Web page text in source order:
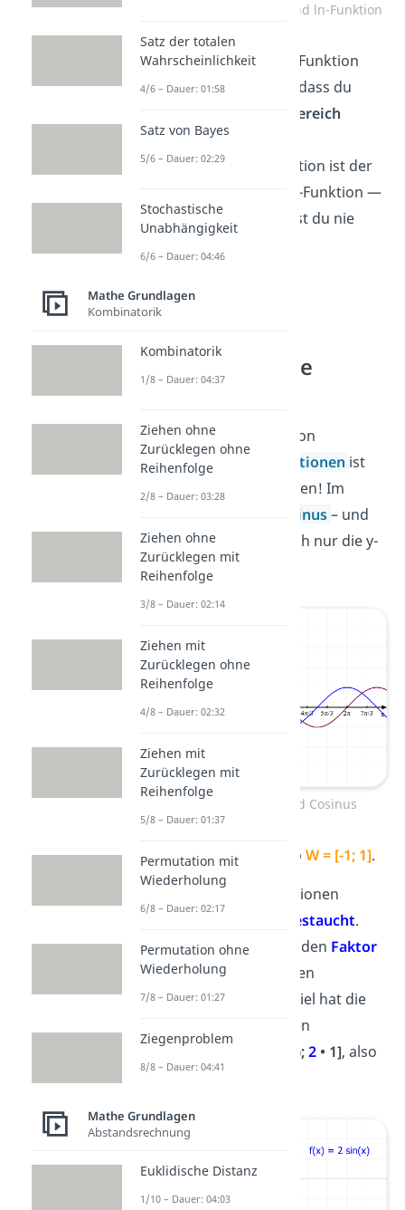
Wertebereich e-Funktion und ln-Funktion
Tipp!Merke dir für die e-Funktion
und ln-Funktion einfach, dass du
Definitions- und Wertebereich
vertauschen kannst. Der
Wertebereich der e-Funktion ist der
Definitionsbereich der ln-Funktion —
und andersrum! So musst du nie
Wertebereich
bestimmen —
trigonometrische
Funktionen
Auch der Wertebereich von
trigonometrischen Funktionen ist
ganz einfach zu bestimmen! Im
Sinus– und
Cosinus-Funktion nämlich nur die y-
Werte von-1 bis 1
Wertebereich Sinus und Cosinus
Der Wertebereich ist also W = [-1; 1].
Manchmal sind die Funktionen
jedoch
gestaucht.
Dann nimmst du einfach den Faktor
vor der Funktion mit in den
Wertebereich. Zum Beispiel hat die
den
Wertebereich
• (-1);2• 1], also
W = [-2; 2]
Satz der totalen
Wahrscheinlichkeit
4/6 – Dauer: 01:58
Satz von Bayes
5/6 – Dauer: 02:29
Stochastische
Unabhängigkeit
6/6 – Dauer: 04:46
Mathe Grundlagen
Kombinatorik
Kombinatorik
1/8 – Dauer: 04:37
Ziehen ohne
Zurücklegen ohne
Reihenfolge
2/8 – Dauer: 03:28
Ziehen ohne
Zurücklegen mit
Reihenfolge
3/8 – Dauer: 02:14
Ziehen mit
Zurücklegen ohne
Reihenfolge
4/8 – Dauer: 02:32
Ziehen mit
Zurücklegen mit
Reihenfolge
5/8 – Dauer: 01:37
Permutation mit
Wiederholung
6/8 – Dauer: 02:17
Permutation ohne
Wiederholung
7/8 – Dauer: 01:27
Ziegenproblem
8/8 – Dauer: 04:41
Mathe Grundlagen
Abstandsrechnung
Euklidische Distanz
1/10 – Dauer: 04:03